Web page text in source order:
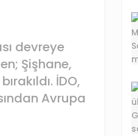
devreye
Şişhane,
İDO,
Avrupa